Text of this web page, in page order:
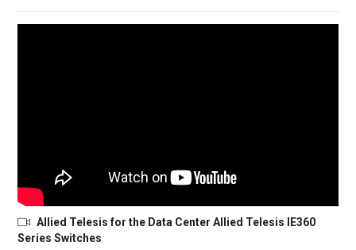
Allied Telesis for the Data Center Allied Telesis IE360
Series Switches